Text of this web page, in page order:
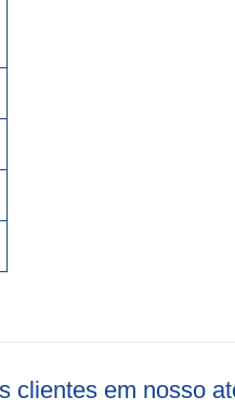
clientes em nosso